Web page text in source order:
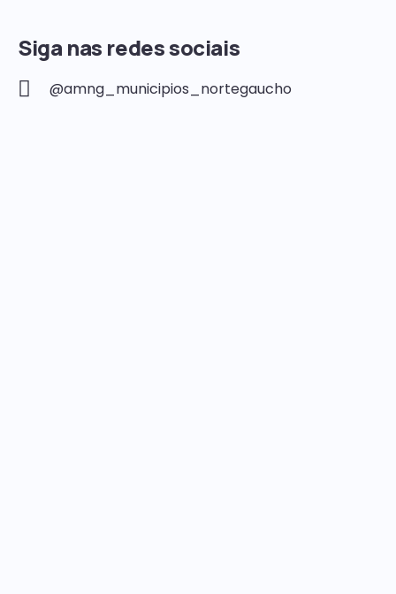
Siga nas redes sociais
@amng_municipios_nortegaucho